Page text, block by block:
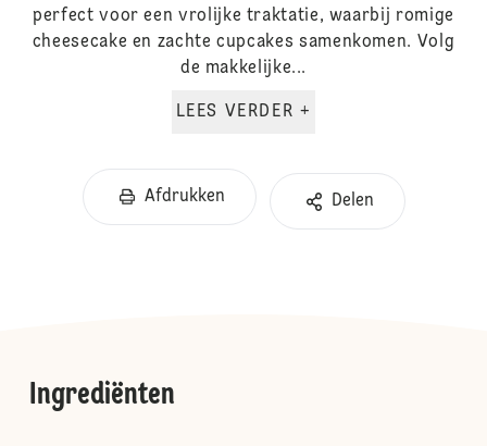
perfect voor een vrolijke traktatie, waarbij romige
cheesecake en zachte cupcakes samenkomen. Volg
de makkelijke...
LEES VERDER +
Afdrukken Delen
Ingrediënten